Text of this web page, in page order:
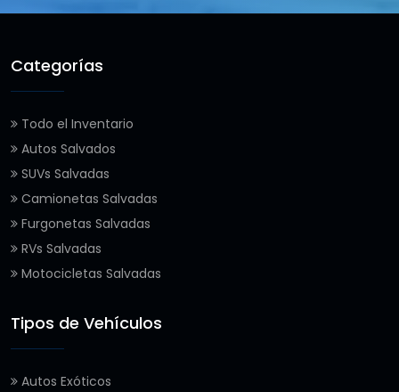
Categorías
Todo el Inventario
Autos Salvados
SUVs Salvadas
Camionetas Salvadas
Furgonetas Salvadas
RVs Salvadas
Motocicletas Salvadas
Tipos de Vehículos
Autos Exóticos